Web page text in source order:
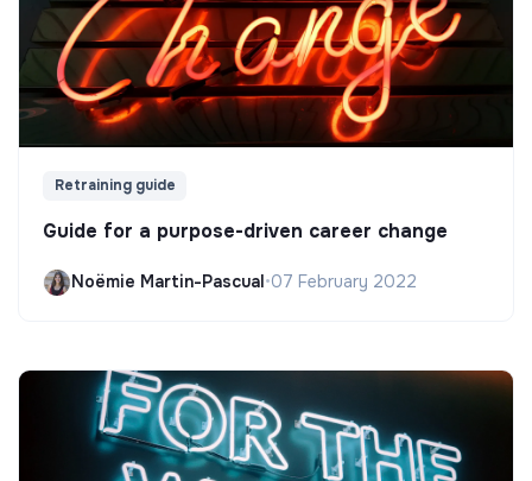
Retraining guide
Guide for a purpose-driven career change
Noëmie Martin-Pascual•07 February 2022